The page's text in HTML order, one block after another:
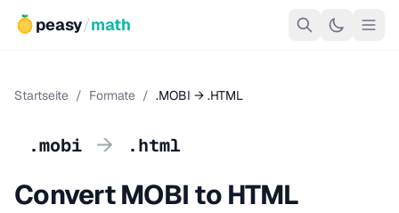
peasy/math
Startseite / Formate / .MOBI → .HTML
.mobi → .html
Convert MOBI to HTML